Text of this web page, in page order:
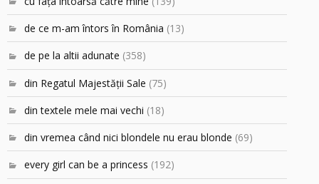
de ce m-am întors în România (13)
de pe la altii adunate (358)
din Regatul Majestăţii Sale (75)
din textele mele mai vechi (18)
din vremea când nici blondele nu erau blonde (69)
every girl can be a princess (192)